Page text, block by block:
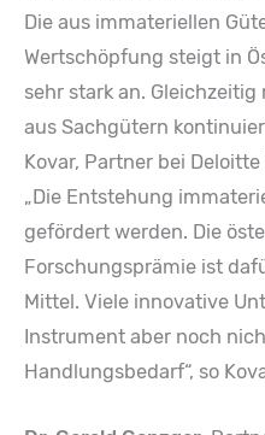
Die aus immateriellen
Wertschöpfung steigt in
sehr stark an.
aus Sachgütern
Kovar, Partner bei
„Die Entstehung
gefördert werden. Die
Forschungsprämie ist
Mittel. Viele innovative
Instrument aber noch
Handlungsbedarf“, so